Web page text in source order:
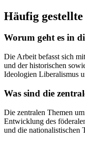
Häufig
Worum geht es in
Die Arbeit befasst sich
und der historischen
Ideologien Liberalismus
Was sind die
Die zentralen Themen
Entwicklung des
und die nationalistischen